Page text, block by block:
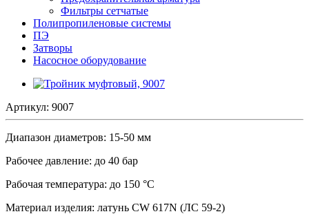
Фильтры сетчатые
Полипропиленовые системы
ПЭ
Затворы
Насосное оборудование
Артикул: 9007
Диапазон диаметров: 15-50 мм
Рабочее давление: до 40 бар
Рабочая температура: до 150 °C
Материал изделия: латунь CW 617N (ЛС 59-2)